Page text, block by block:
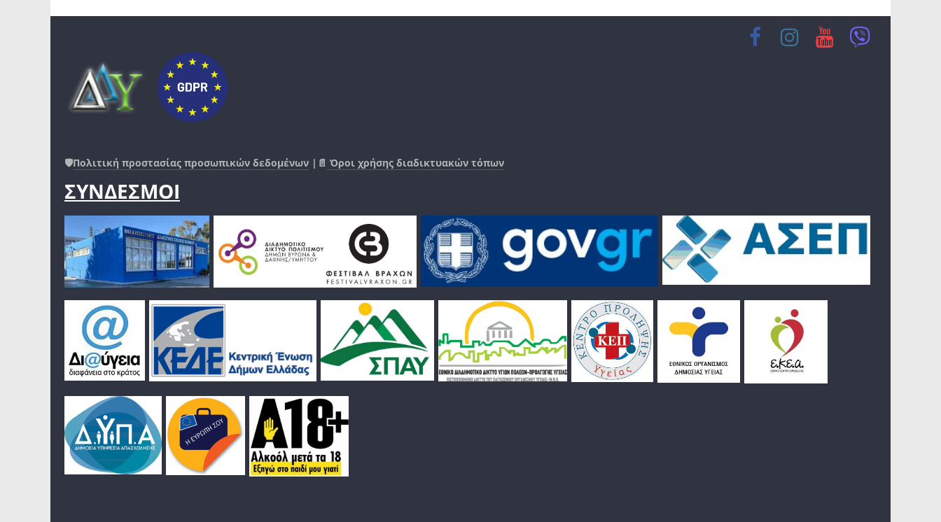
🛡️Πολιτική προστασίας προσωπικών δεδομένων |📄 Όροι χρήσης διαδικτυακών τόπων
ΣΥΝΔΕΣΜΟΙ